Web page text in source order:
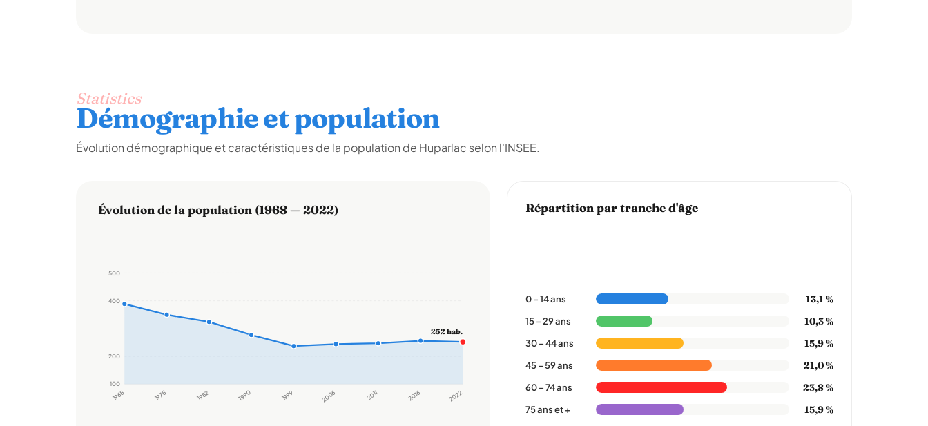
Statistics
Démographie et population
Évolution démographique et caractéristiques de la population de Huparlac selon l'INSEE.
Évolution de la population (1968 — 2022)
100
200
400
500
1968 1975 1982 1990 1999 2006 2011 2016 2022
252 hab.
Répartition par tranche d'âge
0 – 14 ans 13,1 %
15 – 29 ans 10,3 %
30 – 44 ans 15,9 %
45 – 59 ans 21,0 %
60 – 74 ans 23,8 %
75 ans et + 15,9 %